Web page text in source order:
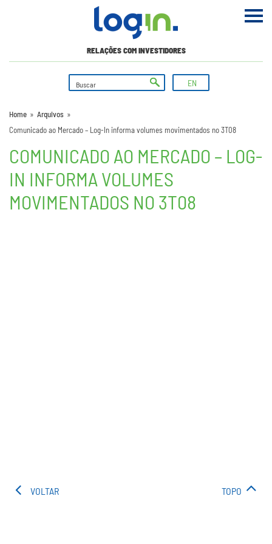
RELAÇÕES COM INVESTIDORES
EN
Home » Arquivos »
Comunicado ao Mercado – Log-In informa volumes movimentados no 3T08
COMUNICADO AO MERCADO – LOG-
IN INFORMA VOLUMES
MOVIMENTADOS NO 3T08
VOLTAR TOPO